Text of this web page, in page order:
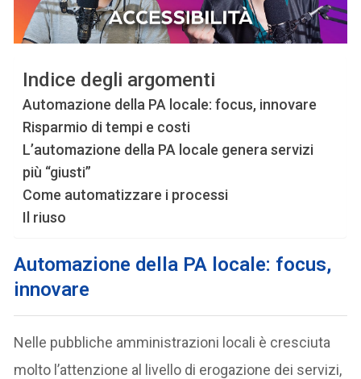
Indice degli argomenti
Automazione della PA locale: focus, innovare
Risparmio di tempi e costi
L’automazione della PA locale genera servizi
più “giusti”
Come automatizzare i processi
Il riuso
Automazione della PA locale: focus,
innovare
Nelle pubbliche amministrazioni locali è cresciuta
molto l’attenzione al livello di erogazione dei servizi,